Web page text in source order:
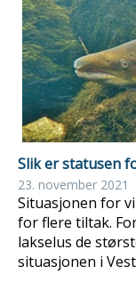
Slik er statusen
23. november 2021
Situasjonen for
for flere tiltak.
lakselus de
situasjonen i